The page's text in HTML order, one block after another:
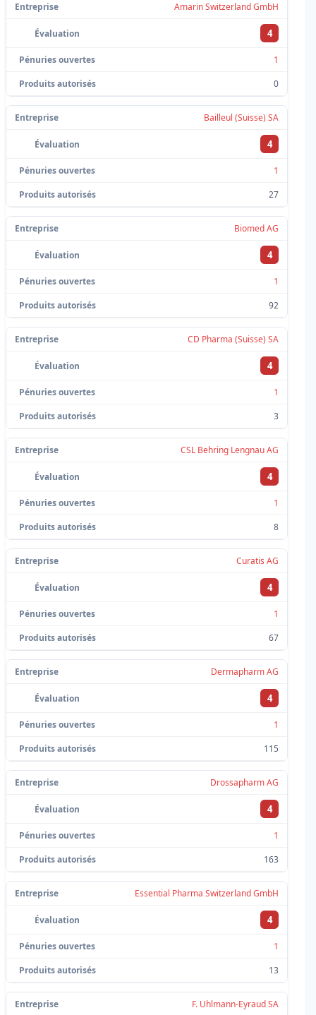
Amarin Switzerland GmbH
4
1
0
Bailleul (Suisse) SA
4
1
27
Biomed AG
4
1
92
CD Pharma (Suisse) SA
4
1
3
CSL Behring Lengnau AG
4
1
8
Curatis AG
4
1
67
Dermapharm AG
4
1
115
Drossapharm AG
4
1
163
Essential Pharma Switzerland GmbH
4
1
13
F. Uhlmann-Eyraud SA